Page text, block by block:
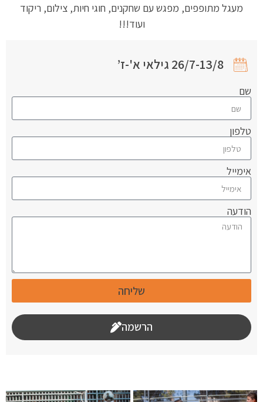
מעגל מתופפים, מפגש עם שחקנים, חוגי חיות, צילום, ריקוד
ועוד!!!
26/7-13/8 גילאי א'-ז’
שם
טלפון
אימייל
הודעה
שליחה
הרשמה